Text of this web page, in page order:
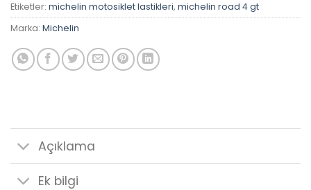
Etiketler: michelin motosiklet lastikleri, michelin road 4 gt
Marka: Michelin
Açıklama
Ek bilgi